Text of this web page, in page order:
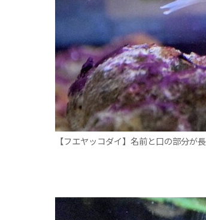
【フエヤッコダイ】名前と口の部分が